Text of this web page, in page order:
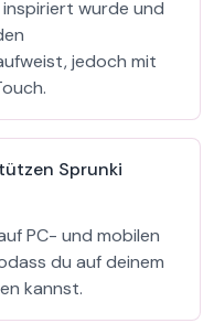
wurde und
jedoch mit
Sprunki
PC- und mobilen
du auf deinem
kannst.